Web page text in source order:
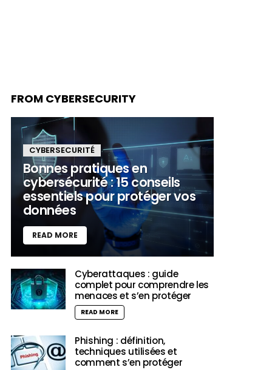
FROM CYBERSECURITY
CYBERSECURITÉ
Bonnes pratiques en
cybersécurité : 15 conseils
essentiels pour protéger vos
données
READ MORE
Cyberattaques : guide
complet pour comprendre les
menaces et s’en protéger
READ MORE
Phishing : définition,
techniques utilisées et
comment s’en protéger